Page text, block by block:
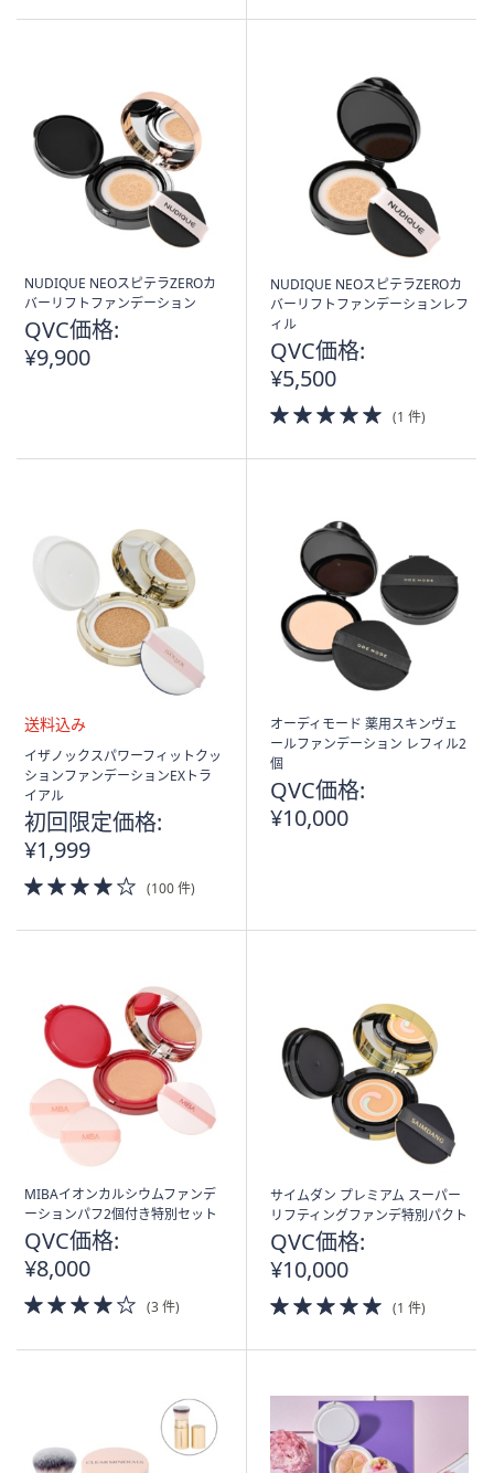
NUDIQUE NEOスピテラZEROカ
バーリフトファンデーション
QVC価格:
¥9,900
NUDIQUE NEOスピテラZEROカ
バーリフトファンデーションレフ
ィル
QVC価格:
¥5,500
5.0
of
(1 件)
送
料
込
み
イザノックスパワーフィットクッ
ションファンデーションEXトラ
イアル
初回限定価格:
¥1,999
4.0
of
(100 件)
オーディモード 薬用スキンヴェ
ールファンデーション レフィル2
個
QVC価格:
¥10,000
MIBAイオンカルシウムファンデ
ーションパフ2個付き特別セット
QVC価格:
¥8,000
4.0
of
(3 件)
サイムダン プレミアム スーパー
リフティングファンデ特別パクト
QVC価格:
¥10,000
5.0
of
(1 件)